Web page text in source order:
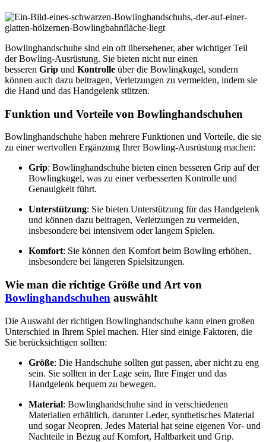
Bowlinghandschuhe sind ein oft übersehener, aber wichtiger Teil
der Bowling-Ausrüstung. Sie bieten nicht nur einen
besseren Grip und Kontrolle über die Bowlingkugel, sondern
können auch dazu beitragen, Verletzungen zu vermeiden, indem sie
die Hand und das Handgelenk stützen.
Funktion und Vorteile von Bowlinghandschuhen
Bowlinghandschuhe haben mehrere Funktionen und Vorteile, die sie
zu einer wertvollen Ergänzung Ihrer Bowling-Ausrüstung machen:
Grip: Bowlinghandschuhe bieten einen besseren Grip auf der
Bowlingkugel, was zu einer verbesserten Kontrolle und
Genauigkeit führt.
Unterstützung: Sie bieten Unterstützung für das Handgelenk
und können dazu beitragen, Verletzungen zu vermeiden,
insbesondere bei intensivem oder langem Spielen.
Komfort: Sie können den Komfort beim Bowling erhöhen,
insbesondere bei längeren Spielsitzungen.
Wie man die richtige Größe und Art von
Bowlinghandschuhen auswählt
Die Auswahl der richtigen Bowlinghandschuhe kann einen großen
Unterschied in Ihrem Spiel machen. Hier sind einige Faktoren, die
Sie berücksichtigen sollten:
Größe: Die Handschuhe sollten gut passen, aber nicht zu eng
sein. Sie sollten in der Lage sein, Ihre Finger und das
Handgelenk bequem zu bewegen.
Material: Bowlinghandschuhe sind in verschiedenen
Materialien erhältlich, darunter Leder, synthetisches Material
und sogar Neopren. Jedes Material hat seine eigenen Vor- und
Nachteile in Bezug auf Komfort, Haltbarkeit und Grip.